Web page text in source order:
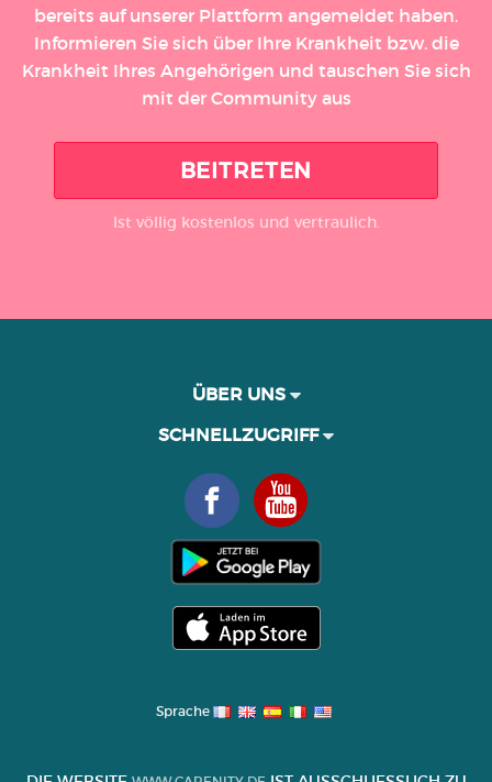
bereits auf unserer Plattform angemeldet haben.
Informieren Sie sich über Ihre Krankheit bzw. die
Krankheit Ihres Angehörigen und tauschen Sie sich
mit der Community aus
BEITRETEN
Ist völlig kostenlos und vertraulich.
ÜBER UNS
SCHNELLZUGRIFF
Sprache